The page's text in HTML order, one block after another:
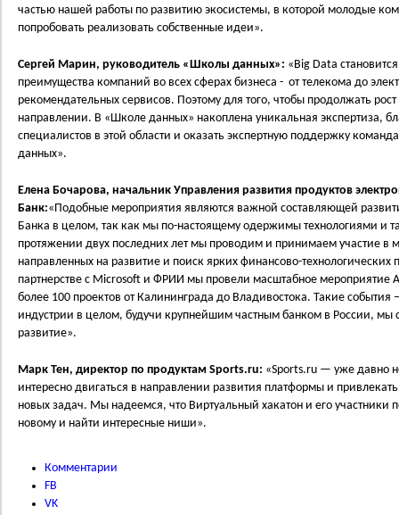
частью нашей работы по развитию экосистемы, в которой молодые
попробовать реализовать собственные идеи».
Сергей Марин, руководитель «Школы данных»: «Big Data
преимущества компаний во всех сферах бизнеса - от телекома до
рекомендательных сервисов. Поэтому для того, чтобы продолжать
направлении. В «Школе данных» накоплена уникальная экспертиза,
специалистов в этой области и оказать экспертную поддержку
данных».
Елена Бочарова, начальник Управления развития продуктов
Банк:«Подобные мероприятия являются важной составляющей
Банка в целом, так как мы по-настоящему одержимы технологиями и
протяжении двух последних лет мы проводим и принимаем участие в
направленных на развитие и поиск ярких финансово-технологических
партнерстве с Microsoft и ФРИИ мы провели масштабное мероприятие
более 100 проектов от Калининграда до Владивостока. Такие события
индустрии в целом, будучи крупнейшим частным банком в России,
развитие».
Марк Тен, директор по продуктам Sports.ru: «Sports.ru — уже давно
интересно двигаться в направлении развития платформы и
новых задач. Мы надеемся, что Виртуальный хакатон и его участники
новому и найти интересные ниши».
Комментарии
FB
VK